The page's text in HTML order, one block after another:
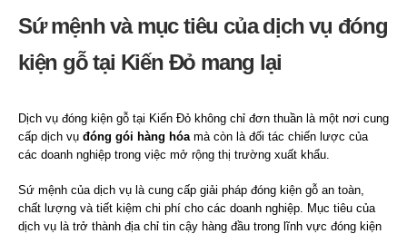
Sứ mệnh và mục tiêu của dịch vụ đóng
kiện gỗ tại Kiến Đỏ mang lại
Dịch vụ đóng kiện gỗ tại Kiến Đỏ không chỉ đơn thuần là một nơi cung
cấp dịch vụ đóng gói hàng hóa mà còn là đối tác chiến lược của
các doanh nghiệp trong việc mở rộng thị trường xuất khẩu.
Sứ mệnh của dịch vụ là cung cấp giải pháp đóng kiện gỗ an toàn,
chất lượng và tiết kiệm chi phí cho các doanh nghiệp. Mục tiêu của
dịch vụ là trở thành địa chỉ tin cậy hàng đầu trong lĩnh vực đóng kiện